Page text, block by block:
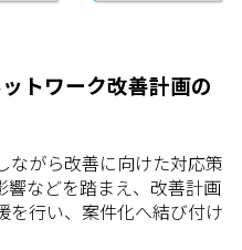
トワーク改善計画の
ながら改善に向けた対応策
響などを踏まえ、改善計画
を行い、案件化へ結び付け